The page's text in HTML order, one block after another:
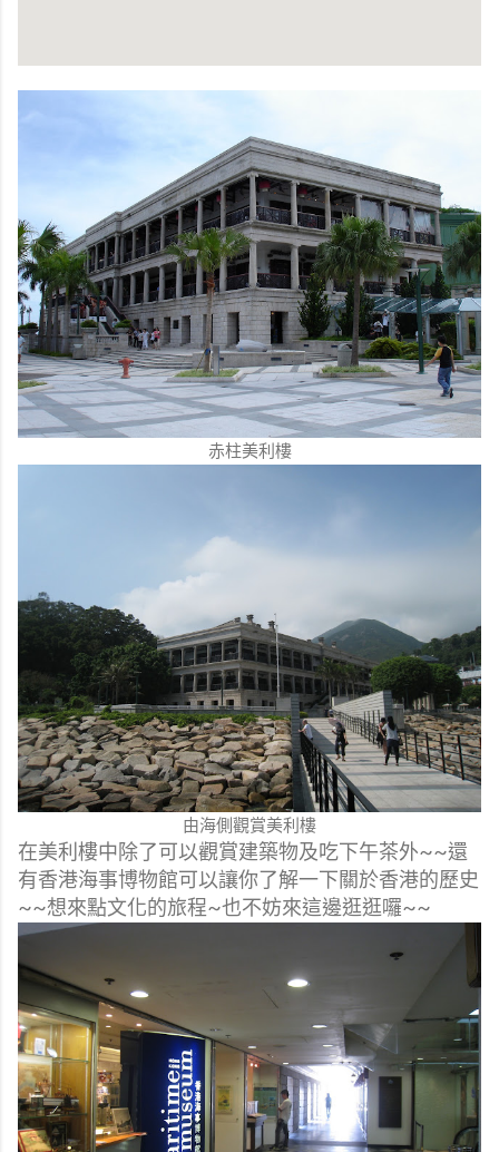
赤柱美利樓
由海側觀賞美利樓
在美利樓中除了可以觀賞建築物及吃下午茶外~~還
有香港海事博物館可以讓你了解一下關於香港的歷史
~~想來點文化的旅程~也不妨來這邊逛逛囉~~